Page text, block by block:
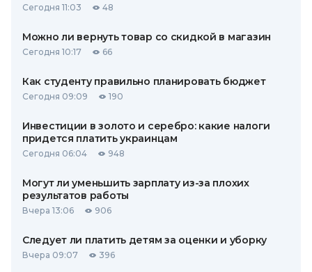
Сегодня 11:03 48
Можно ли вернуть товар со скидкой в ​​магазин
Сегодня 10:17 66
Как студенту правильно планировать бюджет
Сегодня 09:09 190
Инвестиции в золото и серебро: какие налоги
придется платить украинцам
Сегодня 06:04 948
Могут ли уменьшить зарплату из-за плохих
результатов работы
Вчера 13:06 906
Следует ли платить детям за оценки и уборку
Вчера 09:07 396